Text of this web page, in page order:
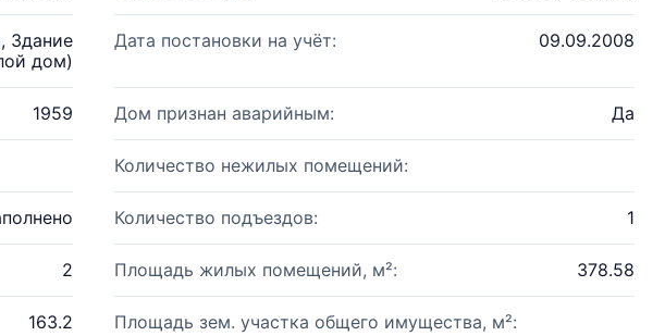
Здание
дом)
Дата постановки на учёт: 09.09.2008
1959 Дом признан аварийным: Да
Количество нежилых помещений:
Количество подъездов: 1
2 Площадь жилых помещений, м²: 378.58
163.2 Площадь зем. участка общего имущества, м²: